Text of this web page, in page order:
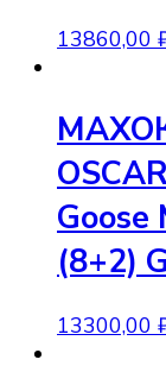
13860,00
Goose
(8+2)
13300,00